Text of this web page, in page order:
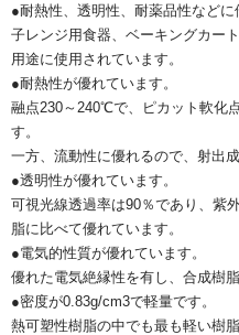
●耐熱性、透明性、耐薬品性など
子レンジ用食器、ベーキングカー
用途に使用されています。
●耐熱性が優れています。
融点230～240℃で、ピカット軟化
す。
一方、流動性に優れるので、射出
●透明性が優れています。
可視光線透過率は90％であり、紫
脂に比べて優れています。
●電気的性質が優れています。
優れた電気絶縁性を有し、合成樹
●密度が0.83g/cm3で軽量です。
熱可塑性樹脂の中でも最も軽い樹脂